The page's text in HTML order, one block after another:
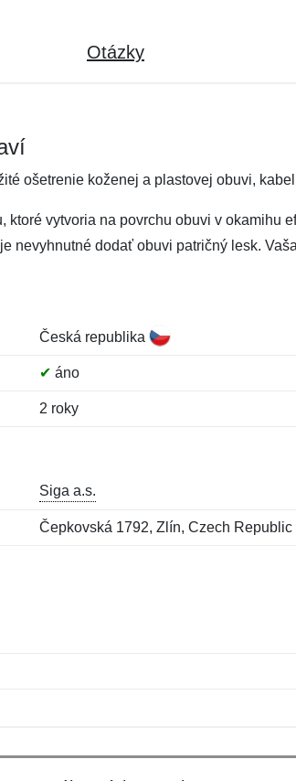
Otázky
ošetrenie koženej a plastovej obuvi,
vytvoria na povrchu obuvi v okamihu
nevyhnutné dodať obuvi patričný lesk.
Česká republika
✔ áno
2 roky
Siga a.s.
Čepkovská 1792, Zlín, Czech Republic